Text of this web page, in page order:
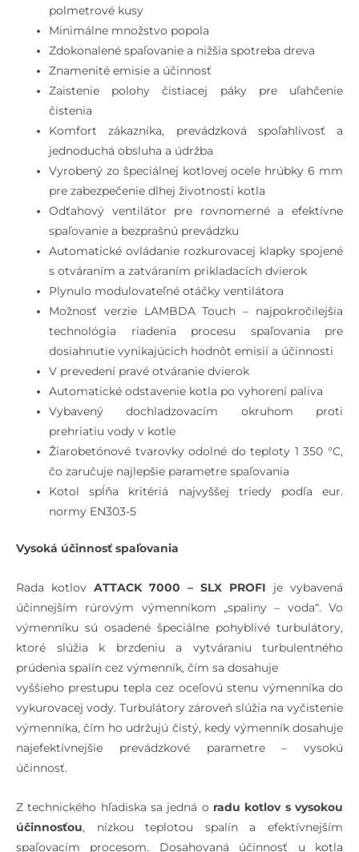
polmetrové kusy
Minimálne množstvo popola
Zdokonalené spaľovanie a nižšia spotreba dreva
Znamenité emisie a účinnosť
Zaistenie polohy čistiacej páky pre uľahčenie
čistenia
Komfort zákazníka, prevádzková spoľahlivosť a
jednoduchá obsluha a údržba
Vyrobený zo špeciálnej kotlovej ocele hrúbky 6 mm
pre zabezpečenie dlhej životnosti kotla
Odťahový ventilátor pre rovnomerné a efektívne
spaľovanie a bezprašnú prevádzku
Automatické ovládanie rozkurovacej klapky spojené
s otváraním a zatváraním prikladacích dvierok
Plynulo modulovateľné otáčky ventilátora
Možnosť verzie LAMBDA Touch – najpokročilejšia
technológia riadenia procesu spaľovania pre
dosiahnutie vynikajúcich hodnôt emisií a účinnosti
V prevedení pravé otváranie dvierok
Automatické odstavenie kotla po vyhorení paliva
Vybavený dochladzovacím okruhom proti
prehriatiu vody v kotle
Žiarobetónové tvarovky odolné do teploty 1 350 °C,
čo zaručuje najlepšie parametre spaľovania
Kotol spĺňa kritériá najvyššej triedy podľa eur.
normy EN303-5
Vysoká účinnosť spaľovania
Rada kotlov ATTACK 7000 – SLX PROFI je vybavená
účinnejším rúrovým výmenníkom „spaliny – voda“. Vo
výmenníku sú osadené špeciálne pohyblivé turbulátory,
ktoré slúžia k brzdeniu a vytváraniu turbulentného
prúdenia spalín cez výmenník, čím sa dosahuje
vyššieho prestupu tepla cez oceľovú stenu výmenníka do
vykurovacej vody. Turbulátory zároveň slúžia na vyčistenie
výmenníka, čím ho udržujú čistý, kedy výmenník dosahuje
najefektívnejšie prevádzkové parametre – vysokú
účinnosť.
Z technického hľadiska sa jedná o radu kotlov s vysokou
účinnosťou, nízkou teplotou spalín a efektívnejším
spaľovacím procesom. Dosahovaná účinnosť u kotla